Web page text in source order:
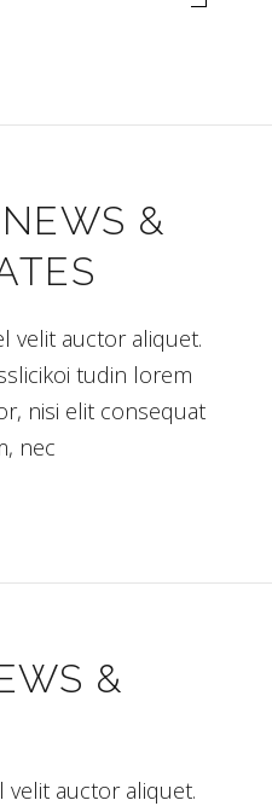
&
velit auctor aliquet.
tudin lorem
nisi elit consequat
nec
&
velit auctor aliquet.